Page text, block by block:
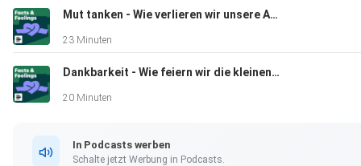
Mut tanken - Wie verlieren wir unsere Angst vorm Autofahren?
23 Minuten
Dankbarkeit - Wie feiern wir die kleinen Dinge?
20 Minuten
In Podcasts werben
Schalte jetzt Werbung in Podcasts.